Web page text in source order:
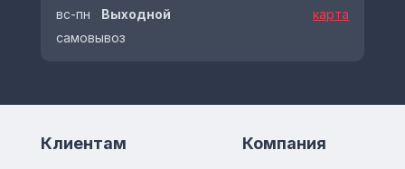
вс-пн
Выходной
самовывоз
карта
Клиентам Компания